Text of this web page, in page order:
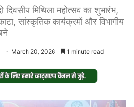
मिथिला महोत्सव का शुभारंभ,
सांस्कृतिक कार्यक्रमों और विभागीय
March 20, 2026 1 minute read